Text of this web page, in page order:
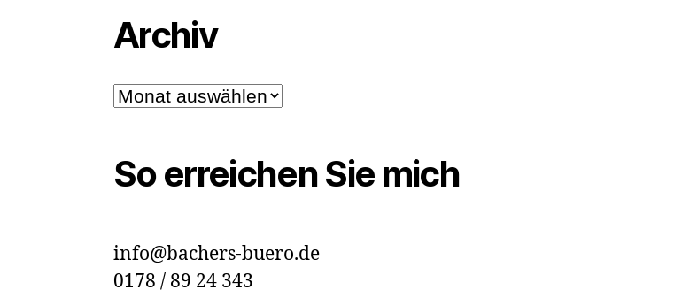
Archiv
Archiv
So erreichen Sie mich
info@bachers-buero.de
0178 / 89 24 343